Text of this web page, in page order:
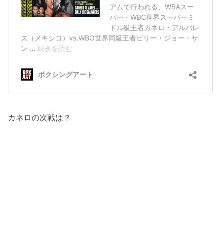
カネロの次戦は？